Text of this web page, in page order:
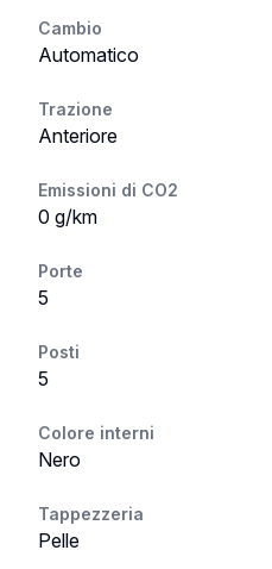
Cambio
Automatico
Trazione
Anteriore
Emissioni di CO2
0 g/km
Porte
5
Posti
5
Colore interni
Nero
Tappezzeria
Pelle